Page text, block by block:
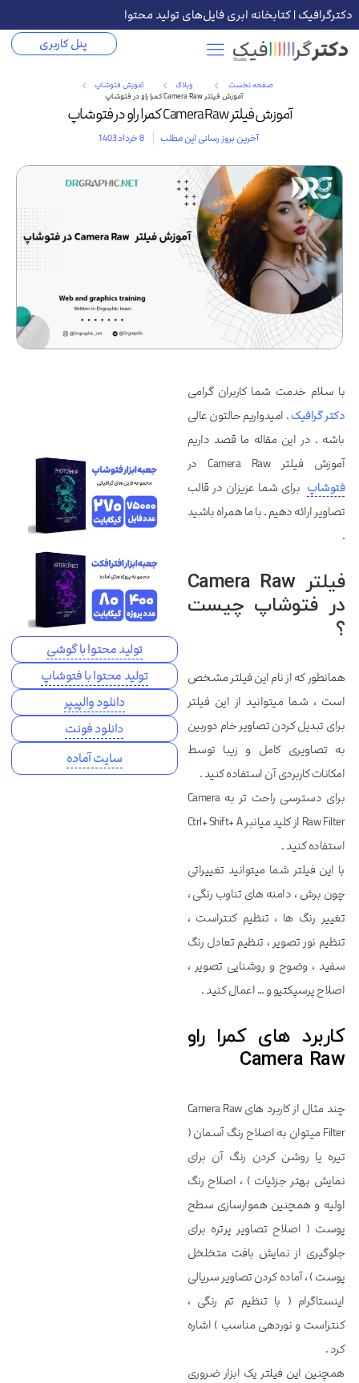
دکترگرافیک | کتابخانه ابری فایل‌های تولید محتوا
پنل کاربری
صفحه نخست وبلاگ
آموزش فتوشاپ
آموزش فیلتر Camera Raw کمرا راو در فتوشاپ
آموزش فیلتر Camera Raw کمرا راو در فتوشاپ
آخرین بروز رسانی این مطلب 8 خرداد 1403
با سلام خدمت شما کاربران گرامی
دکتر گرافیک. امیدواریم حالتون عالی
باشه . در این مقاله ما قصد داریم
آموزش فیلتر Camera Raw در
فتوشاپ برای شما عزیزان در قالب
تصاویر ارائه دهیم . با ما همراه باشید
.
فیلتر Camera Raw
در فتوشاپ چیست
؟
همانطور که از نام این فیلتر مشخص
است ، شما میتوانید از این فیلتر
برای تبدیل کردن تصاویر خام دوربین
به تصاویری کامل و زیبا توسط
امکانات کاربردی آن استفاده کنید .
برای دسترسی راحت تر به Camera
Raw Filter از کلید میانبر Ctrl+ Shift+ A
استفاده کنید .
با این فیلتر شما میتوانید تغییراتی
چون برش ، دامنه های تناوب رنگی ،
تغییر رنگ ها ، تنظیم کنتراست ،
تنظیم نور تصویر ، تنظیم تعادل رنگ
سفید ، وضوح و روشنایی تصویر ،
اصلاح پرسپکتیو و … اعمال کنید .
کاربرد های کمرا راو
Camera Raw
چند مثال از کاربرد های Camera Raw
Filter میتوان به اصلاح رنگ آسمان (
تیره یا روشن کردن رنگ آن برای
نمایش بهتر جزئیات ) ، اصلاح رنگ
اولیه و همچنین هموارسازی سطح
پوست ( اصلاح تصاویر پرتره برای
جلوگیری از نمایش بافت متخلخل
پوست ) ، آماده کردن تصاویر سریالی
اینستاگرام ( با تنظیم تم رنگی ،
کنتراست و نوردهی مناسب ) اشاره
کرد .
همچنین این فیلتر یک ابزار ضروری
تولید محتوا با گوشی
تولید محتوا با فتوشاپ
دانلود والپیپر
دانلود فونت
سایت آماده